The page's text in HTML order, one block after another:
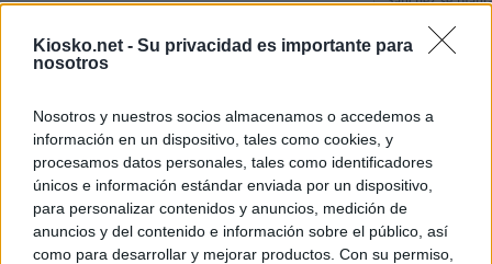
Kiosko.net - Su privacidad es importante para
nosotros
Nosotros y nuestros socios almacenamos o accedemos a
información en un dispositivo, tales como cookies, y
procesamos datos personales, tales como identificadores
únicos e información estándar enviada por un dispositivo,
para personalizar contenidos y anuncios, medición de
anuncios y del contenido e información sobre el público, así
como para desarrollar y mejorar productos. Con su permiso,
Sánchez
© Kiosko.net Aviso Legal Privacidad y Cookies